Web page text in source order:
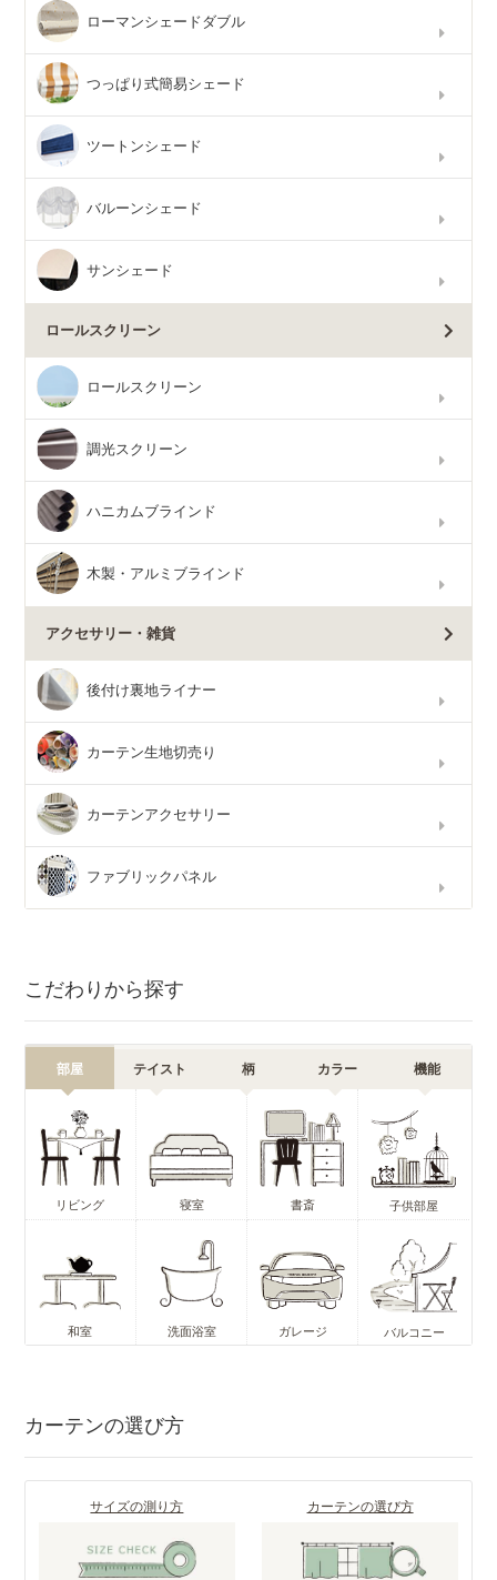
ローマンシェードダブル
つっぱり式簡易シェード
ツートンシェード
バルーンシェード
サンシェード
ロールスクリーン
ロールスクリーン
調光スクリーン
ハニカムブラインド
木製・アルミブラインド
アクセサリー・雑貨
後付け裏地ライナー
カーテン生地切売り
カーテンアクセサリー
ファブリックパネル
こだわりから探す
部屋 テイスト 柄 カラー 機能
リビング 寝室 書斎 子供部屋
和室 洗面浴室 ガレージ バルコニー
カーテンの選び方
サイズの測り方 カーテンの選び方